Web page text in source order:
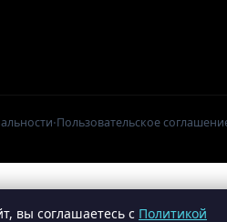
·Пользовательское
вы соглашаетесь с Политикой